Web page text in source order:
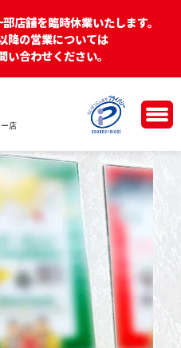
店舗を臨時休業いたします。
降の営業については
合わせください。
店